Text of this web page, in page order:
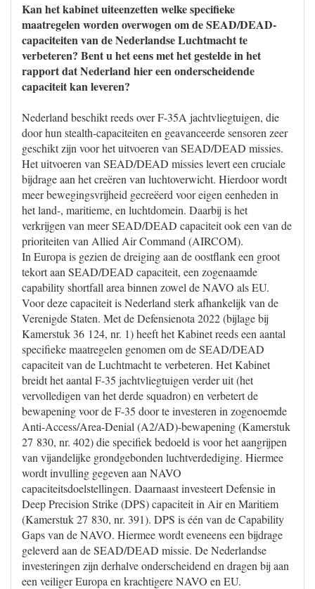
Kan het kabinet uiteenzetten welke specifieke
maatregelen worden overwogen om de SEAD/DEAD-
capaciteiten van de Nederlandse Luchtmacht te
verbeteren? Bent u het eens met het gestelde in het
rapport dat Nederland hier een onderscheidende
capaciteit kan leveren?
Nederland beschikt reeds over F-35A jachtvliegtuigen, die
door hun stealth-capaciteiten en geavanceerde sensoren zeer
geschikt zijn voor het uitvoeren van SEAD/DEAD missies.
Het uitvoeren van SEAD/DEAD missies levert een cruciale
bijdrage aan het creëren van luchtoverwicht. Hierdoor wordt
meer bewegingsvrijheid gecreëerd voor eigen eenheden in
het land-, maritieme, en luchtdomein. Daarbij is het
verkrijgen van meer SEAD/DEAD capaciteit ook een van de
prioriteiten van Allied Air Command (AIRCOM).
In Europa is gezien de dreiging aan de oostflank een groot
tekort aan SEAD/DEAD capaciteit, een zogenaamde
capability shortfall area binnen zowel de NAVO als EU.
Voor deze capaciteit is Nederland sterk afhankelijk van de
Verenigde Staten. Met de Defensienota 2022 (bijlage bij
Kamerstuk 36 124, nr. 1) heeft het Kabinet reeds een aantal
specifieke maatregelen genomen om de SEAD/DEAD
capaciteit van de Luchtmacht te verbeteren. Het Kabinet
breidt het aantal F-35 jachtvliegtuigen verder uit (het
vervolledigen van het derde squadron) en verbetert de
bewapening voor de F-35 door te investeren in zogenoemde
Anti-Access/Area-Denial (A2/AD)-bewapening (Kamerstuk
27 830, nr. 402) die specifiek bedoeld is voor het aangrijpen
van vijandelijke grondgebonden luchtverdediging. Hiermee
wordt invulling gegeven aan NAVO
capaciteitsdoelstellingen. Daarnaast investeert Defensie in
Deep Precision Strike (DPS) capaciteit in Air en Maritiem
(Kamerstuk 27 830, nr. 391). DPS is één van de Capability
Gaps van de NAVO. Hiermee wordt eveneens een bijdrage
geleverd aan de SEAD/DEAD missie. De Nederlandse
investeringen zijn derhalve onderscheidend en dragen bij aan
een veiliger Europa en krachtigere NAVO en EU.